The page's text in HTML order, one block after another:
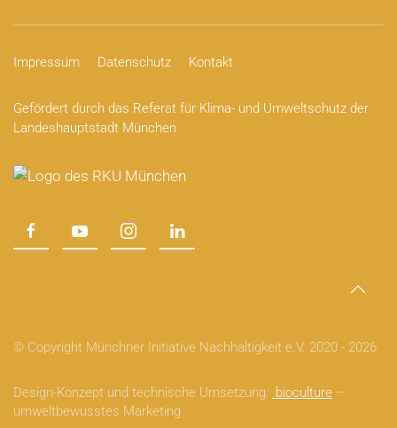
Impressum Datenschutz Kontakt
Gefördert durch das Referat für Klima- und Umweltschutz der
Landeshauptstadt München
© Copyright Münchner Initiative Nachhaltigkeit e.V. 2020 - 2026
Design-Konzept und technische Umsetzung: bioculture –
umweltbewusstes Marketing